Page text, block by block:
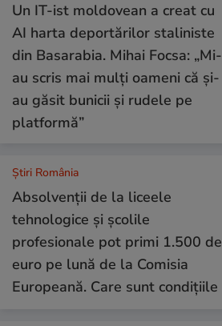
Un IT-ist moldovean a creat cu
AI harta deportărilor staliniste
din Basarabia. Mihai Focsa: „Mi-
au scris mai mulți oameni că și-
au găsit bunicii și rudele pe
platformă”
Știri România
Absolvenții de la liceele
tehnologice și școlile
profesionale pot primi 1.500 de
euro pe lună de la Comisia
Europeană. Care sunt condițiile